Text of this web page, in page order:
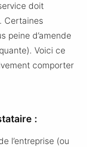
doit
Certaines
peine d’amende
Voici ce
comporter
:
l’entreprise (ou